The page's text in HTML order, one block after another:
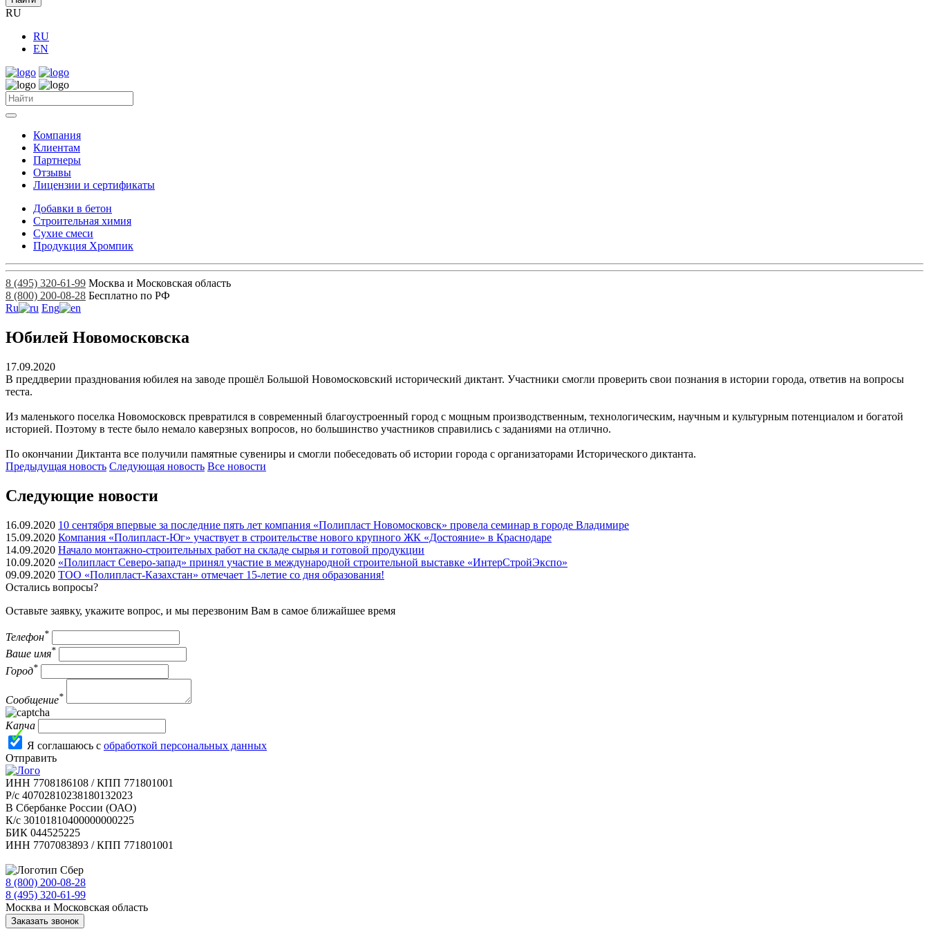
RU
RU
EN
Компания
Клиентам
Партнеры
Отзывы
Лицензии и сертификаты
Добавки в бетон
Строительная химия
Сухие смеси
Продукция Хромпик
8 (495) 320-61-99 Москва и Московская область
8 (800) 200-08-28 Бесплатно по РФ
Ru
Eng
Юбилей Новомосковска
17.09.2020
В преддверии празднования юбилея на заводе прошёл Большой Новомосковский исторический диктант. Участники смогли проверить свои познания в истории города, ответив на вопросы
теста.
Из маленького поселка Новомосковск превратился в современный благоустроенный город с мощным производственным, технологическим, научным и культурным потенциалом и богатой
историей. Поэтому в тесте было немало каверзных вопросов, но большинство участников справились с заданиями на отлично.
По окончании Диктанта все получили памятные сувениры и смогли побеседовать об истории города с организаторами Исторического диктанта.
Предыдущая новость Следующая новость Все новости
Следующие новости
16.09.2020 10 сентября впервые за последние пять лет компания «Полипласт Новомосковск» провела семинар в городе Владимире
15.09.2020 Компания «Полипласт-Юг» участвует в строительстве нового крупного ЖК «Достояние» в Краснодаре
14.09.2020 Начало монтажно-строительных работ на складе сырья и готовой продукции
10.09.2020 «Полипласт Северо-запад» принял участие в международной строительной выставке «ИнтерСтройЭкспо»
09.09.2020 ТОО «Полипласт-Казахстан» отмечает 15-летие со дня образования!
Остались вопросы?
Оставьте заявку, укажите вопрос, и мы перезвоним Вам в самое ближайшее время
Телефон*
Ваше имя*
Город*
Сообщение*
Капча
Я соглашаюсь с обработкой персональных данных
Отправить
ИНН 7708186108 / КПП 771801001
Р/с 40702810238180132023
В Сбербанке России (ОАО)
К/с 30101810400000000225
БИК 044525225
ИНН 7707083893 / КПП 771801001
8 (800) 200-08-28
8 (495) 320-61-99
Москва и Московская область
Заказать звонок